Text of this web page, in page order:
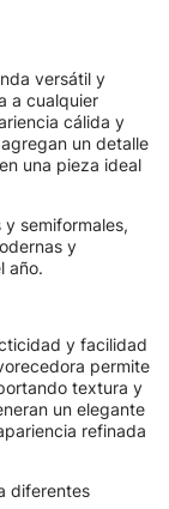
versátil y
a cualquier
cálida y
un detalle
una pieza ideal
semiformales,
y
año.
y facilidad
permite
textura y
un elegante
refinada
diferentes